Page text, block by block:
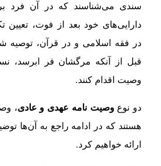
سندی می‌شناسند که در آن فرد
دارایی‌های خود بعد از فوت، تعیین
در فقه اسلامی و در قرآن، توصیه
قبل از آنکه مرگشان فر ابرسد،
وصیت اقدام کنند.
دو نوع وصیت نامه عهدی و عادی،
هستند که در ادامه راجع به آن‌ها
ارائه خواهیم کرد.